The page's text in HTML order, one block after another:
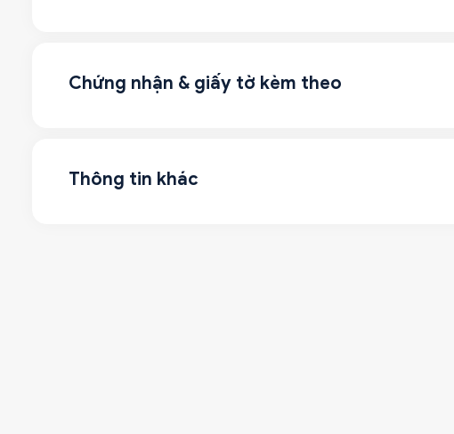
Chứng nhận & giấy tờ kèm theo
Thông tin khác